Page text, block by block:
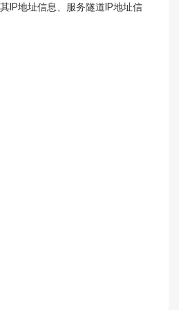
IP地址信息、服务隧道IP地址信